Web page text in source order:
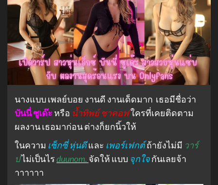
นางแบบ เพลย์บอย งานดี งานเด็ดมาก เธอมีชื่อว่า
บันนี่ ซูเด๊ะ หรือ น้ำทิพย์ ชาคอฟใครที่เคยติดตาม
ผลงาน เธอมาก่อน ต่างก็ยกนิ้วให้
ในความ เซ็กซี่ หุ่นดีและ เพอร์เฟกต์ถ้ายังไม่มี วาร์
ปไม่เป็นไรduunom. จัดให้ แบบ จุกใจกันเลยจ้า
าาาาาา